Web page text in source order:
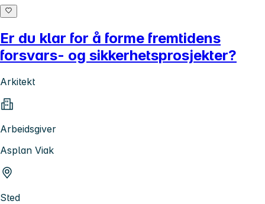
Er du klar for å forme fremtidens
forsvars- og sikkerhetsprosjekter?
Arkitekt
Arbeidsgiver
Asplan Viak
Sted